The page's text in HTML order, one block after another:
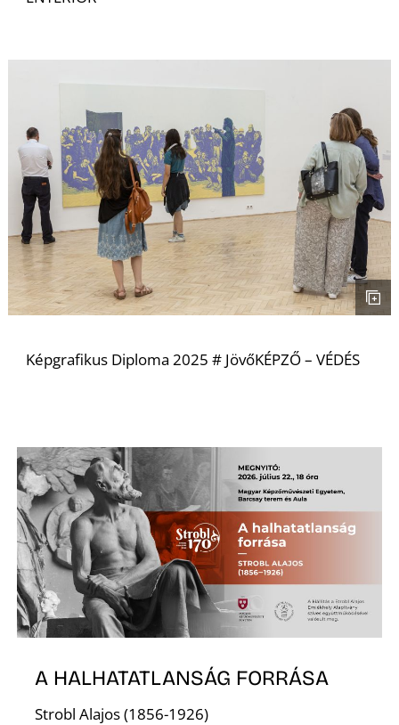
Képgrafikus Diploma 2025 # JövőKÉPZŐ – VÉDÉS
A HALHATATLANSÁG FORRÁSA
Strobl Alajos (1856-1926)